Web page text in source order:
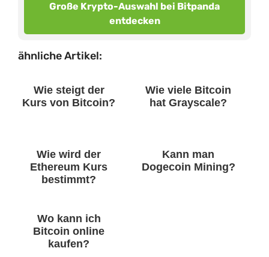
Große Krypto-Auswahl bei Bitpanda
entdecken
ähnliche Artikel:
Wie steigt der
Kurs von Bitcoin?
Wie viele Bitcoin
hat Grayscale?
Wie wird der
Ethereum Kurs
bestimmt?
Kann man
Dogecoin Mining?
Wo kann ich
Bitcoin online
kaufen?